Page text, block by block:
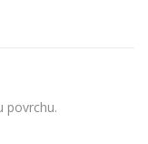
povrchu.